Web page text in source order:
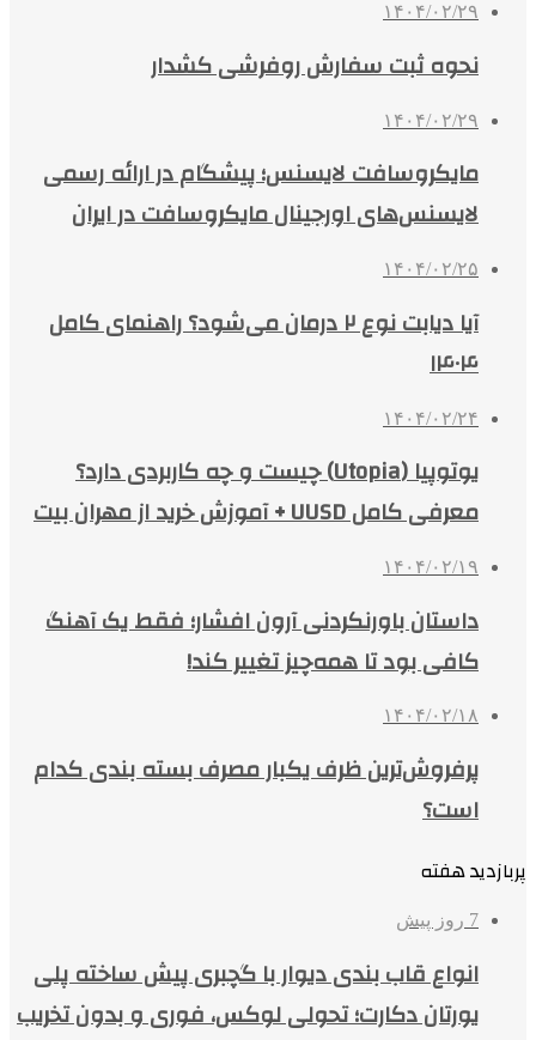
۱۴۰۴/۰۲/۲۹
نحوه ثبت سفارش روفرشی کشدار
۱۴۰۴/۰۲/۲۹
مایکروسافت لایسنس؛ پیشگام در ارائه رسمی
لایسنس‌های اورجینال مایکروسافت در ایران
۱۴۰۴/۰۲/۲۵
آیا دیابت نوع ۲ درمان می‌شود؟ راهنمای کامل
۱۴۰۴
۱۴۰۴/۰۲/۲۴
یوتوپیا (Utopia) چیست و چه کاربردی دارد؟
معرفی کامل UUSD + آموزش خرید از مهران بیت
۱۴۰۴/۰۲/۱۹
داستان باورنکردنی آرون افشار؛ فقط یک آهنگ
کافی بود تا همه‌چیز تغییر کند!
۱۴۰۴/۰۲/۱۸
پرفروش‌ترین ظرف یکبار مصرف بسته بندی کدام
است؟
پربازدید هفته
7 روز پیش
انواع قاب بندی دیوار با گچبری پیش ساخته پلی
یورتان دکارت؛ تحولی لوکس، فوری و بدون تخریب